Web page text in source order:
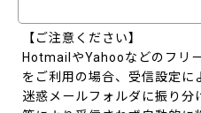
【ご注意ください】
HotmailやYahooなどのフリ
をご利用の場合、受信設定に
迷惑メールフォルダに振り分